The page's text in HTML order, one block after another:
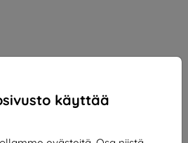
käyttää
Samsung Galaxy A34